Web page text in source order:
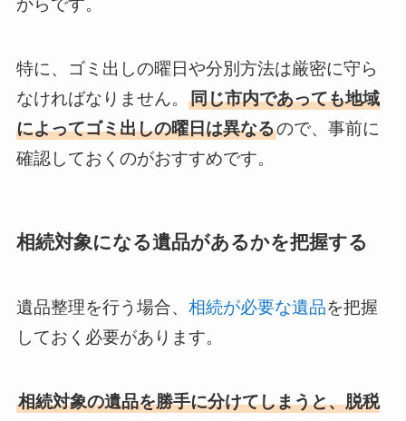
からです。
特に、ゴミ出しの曜日や分別方法は厳密に守ら
なければなりません。 同じ市内であっても地域
によってゴミ出しの曜日は異なるので、事前に
確認しておくのがおすすめです。
相続対象になる遺品があるかを把握する
遺品整理を行う場合、 相続が必要な遺品を把握
しておく必要があります。
相続対象の遺品を勝手に分けてしまうと、脱税